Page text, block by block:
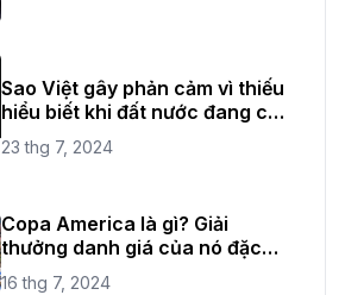
Sao Việt gây phản cảm vì thiếu
hiểu biết khi đất nước đang có
quốc tang
23 thg 7, 2024
Copa America là gì? Giải
thưởng danh giá của nó đặc
biệt như thế nào?
16 thg 7, 2024